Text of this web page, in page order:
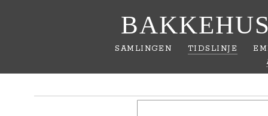
SAMLINGEN TIDSLINJE